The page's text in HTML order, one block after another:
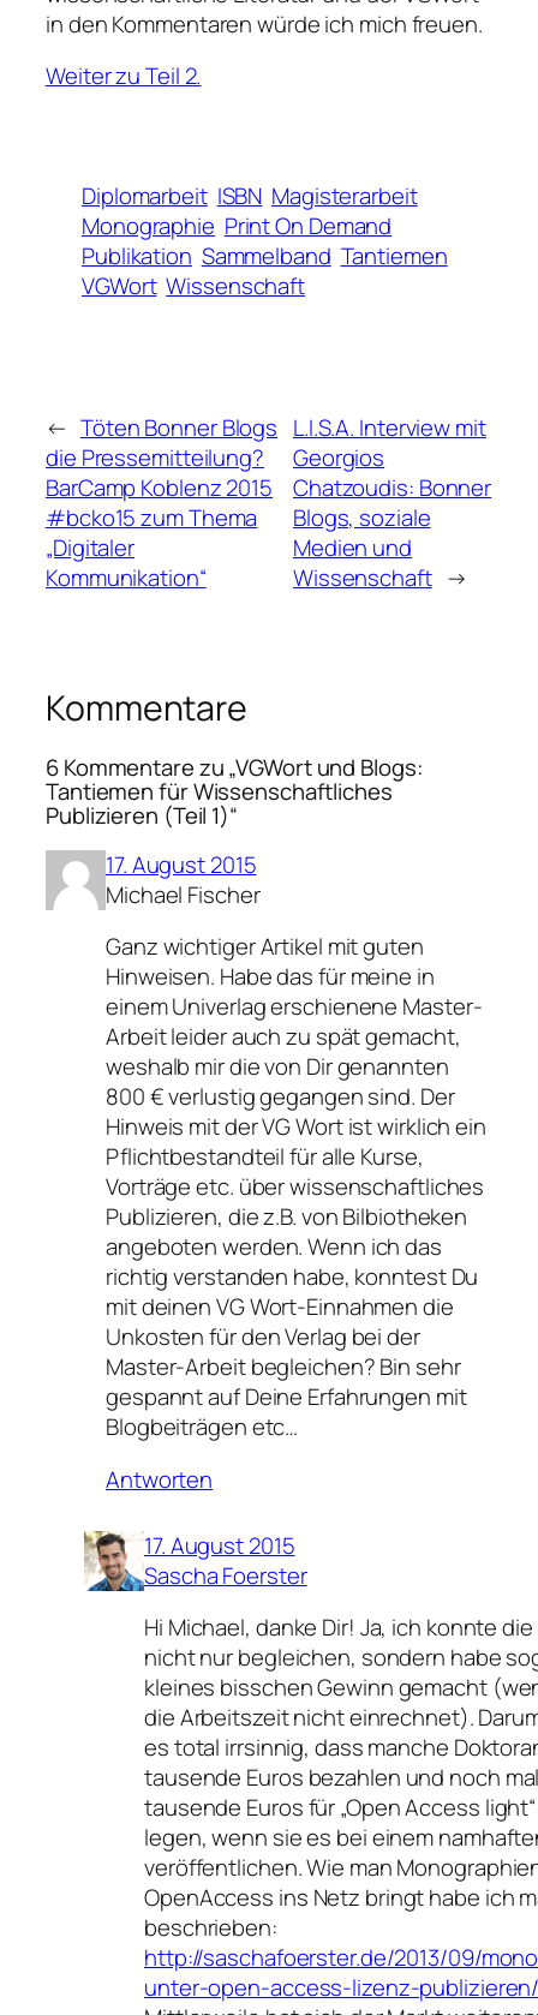
in den Kommentaren würde ich mich freuen.
Weiter zu Teil 2.
Diplomarbeit ISBN Magisterarbeit
Monographie Print On Demand
Publikation Sammelband Tantiemen
VGWort Wissenschaft
← Töten Bonner Blogs
die Pressemitteilung?
BarCamp Koblenz 2015
#bcko15 zum Thema
„Digitaler
Kommunikation“
L.I.S.A. Interview mit
Georgios
Chatzoudis: Bonner
Blogs, soziale
Medien und
Wissenschaft →
Kommentare
6 Kommentare zu „VGWort und Blogs:
Tantiemen für Wissenschaftliches
Publizieren (Teil 1)“
17. August 2015
Michael Fischer
Ganz wichtiger Artikel mit guten
Hinweisen. Habe das für meine in
einem Univerlag erschienene Master-
Arbeit leider auch zu spät gemacht,
weshalb mir die von Dir genannten
800 € verlustig gegangen sind. Der
Hinweis mit der VG Wort ist wirklich ein
Pflichtbestandteil für alle Kurse,
Vorträge etc. über wissenschaftliches
Publizieren, die z.B. von Bilbiotheken
angeboten werden. Wenn ich das
richtig verstanden habe, konntest Du
mit deinen VG Wort-Einnahmen die
Unkosten für den Verlag bei der
Master-Arbeit begleichen? Bin sehr
gespannt auf Deine Erfahrungen mit
Blogbeiträgen etc…
Antworten
17. August 2015
Sascha Foerster
Hi Michael, danke Dir! Ja, ich konnte
nicht nur begleichen, sondern habe
kleines bisschen Gewinn gemacht
die Arbeitszeit nicht einrechnet).
es total irrsinnig, dass manche
tausende Euros bezahlen und noch
tausende Euros für „Open Access
legen, wenn sie es bei einem
veröffentlichen. Wie man
OpenAccess ins Netz bringt habe ich
beschrieben:
http://saschafoerster.de/2013/09/
unter-open-access-lizenz-